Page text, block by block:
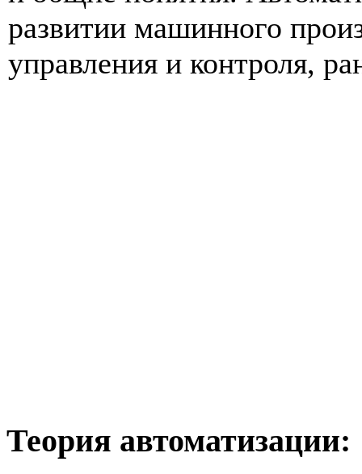
развитии машинного
управления и контроля,
Теория автоматизации: